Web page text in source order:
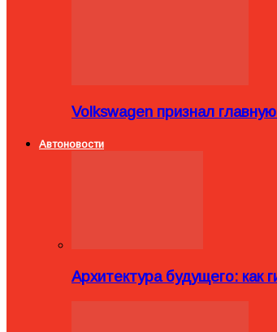
Volkswagen признал
Автоновости
Архитектура будущего: как